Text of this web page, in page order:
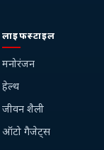
लाइफस्टाइल
मनोरंजन
हेल्थ
जीवन शैली
ऑटो गैजेट्स